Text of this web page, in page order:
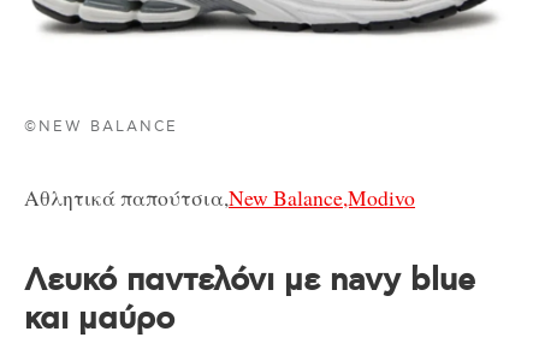
©NEW BALANCE
Αθλητικά παπούτσια,New Balance,Modivo
Λευκό παντελόνι με navy blue
και μαύρο